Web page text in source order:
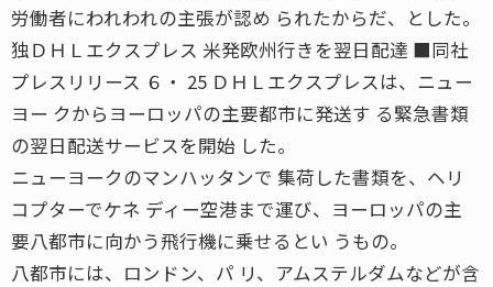
労働者にわれわれの主張が認め られたからだ、とした。
独ＤＨＬエクスプレス 米発欧州行きを翌日配達 ■同社
プレスリリース ６・ 25 ＤＨＬエクスプレスは、ニュー
ヨー クからヨーロッパの主要都市に発送す る緊急書類
の翌日配送サービスを開始 した。
ニューヨークのマンハッタンで 集荷した書類を、ヘリ
コプターでケネ ディー空港まで運び、ヨーロッパの主
要八都市に向かう飛行機に乗せるとい うもの。
八都市には、ロンドン、パ リ、アムステルダムなどが含